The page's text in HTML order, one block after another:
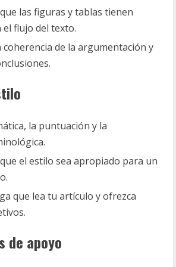
las figuras y tablas tienen
flujo del texto.
de la argumentación y
la puntuación y la
el estilo sea apropiado para un
que lea tu artículo y ofrezca
de apoyo